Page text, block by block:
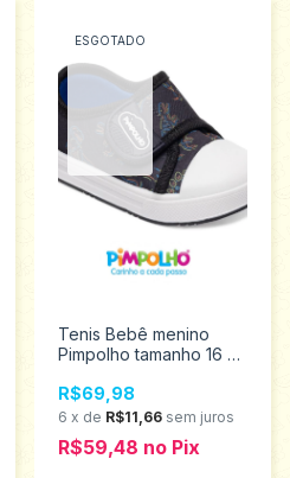
ESGOTADO
Tenis Bebê menino
Pimpolho tamanho 16 ao
R$69,98
6 x de R$11,66 sem juros
R$59,48 no Pix